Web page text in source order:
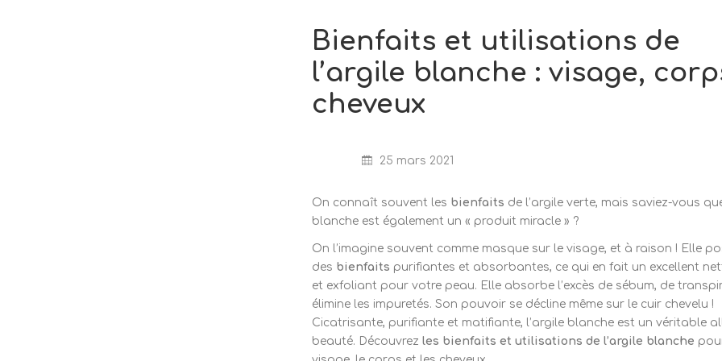
Bienfaits et utilisations de
l’argile blanche : visage,
cheveux
on
25 mars 2021
On connaît souvent les bienfaits de l’argile verte, mais saviez-vous
blanche est également un « produit miracle » ?
On l’imagine souvent comme masque sur le visage, et à raison ! Elle
des bienfaits purifiantes et absorbantes, ce qui en fait un excellent
et exfoliant pour votre peau. Elle absorbe l’excès de sébum, de
élimine les impuretés. Son pouvoir se décline même sur le cuir chevelu !
Cicatrisante, purifiante et matifiante, l’argile blanche est un véritable
beauté. Découvrez les bienfaits et utilisations de l’argile blanche